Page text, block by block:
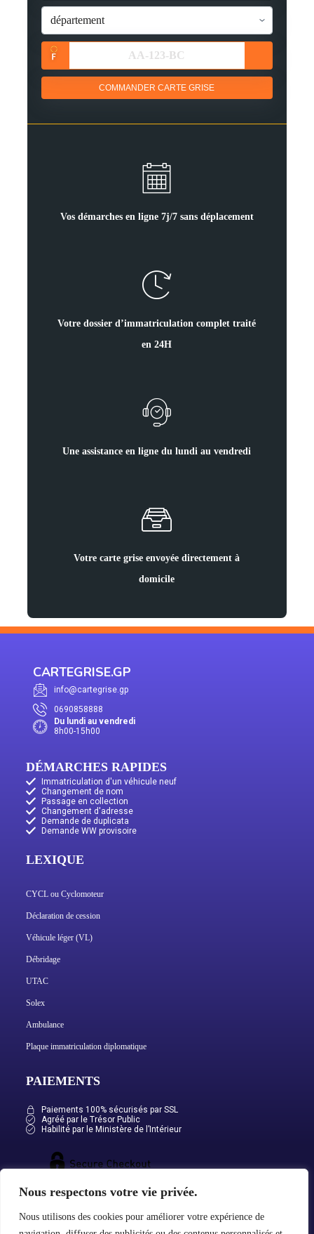
Nous respectons votre vie privée.
Nous utilisons des cookies pour améliorer votre expérience de
COMMANDER CARTE GRISE
Vos démarches en ligne 7j/7 sans déplacement
Votre dossier d’immatriculation complet traité
en 24H
Une assistance en ligne du lundi au vendredi
Votre carte grise envoyée directement à
domicile
CARTEGRISE.GP
info@cartegrise.gp
0690858888
Du lundi au vendredi
8h00-15h00
DÉMARCHES RAPIDES
Immatriculation d'un véhicule neuf
Changement de nom
Passage en collection
Changement d'adresse
Demande de duplicata
Demande WW provisoire
LEXIQUE
CYCL ou Cyclomoteur
Déclaration de cession
Véhicule léger (VL)
Débridage
UTAC
Solex
Ambulance
Plaque immatriculation diplomatique
PAIEMENTS
Paiements 100% sécurisés par SSL
Agréé par le Trésor Public
Habilité par le Ministère de l’Intérieur